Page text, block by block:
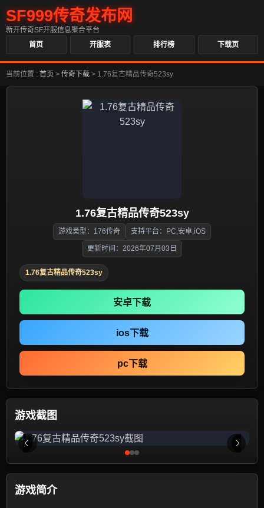
SF999传奇发布网
新开传奇SF开服信息聚合平台
首页
开服表 排行榜 下载页
当前位置 : 首页 > 传奇下载 > 1.76复古精品传奇523sy
1.76复古精品传奇523sy
游戏类型：176传奇 支持平台：PC,安卓,iOS
更新时间：2026年07月03日
1.76复古精品传奇523sy
安卓下载
ios下载
pc下载
游戏截图
游戏简介